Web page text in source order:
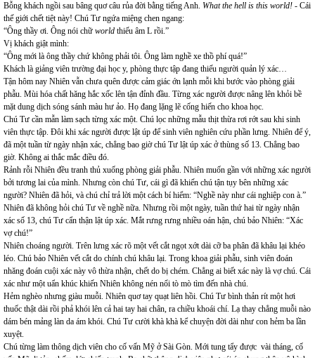
Bỗng khách ngồi sau bâng quơ câu rủa đời bằng tiếng Anh. What the hell is this world! - Cái
thế giới chết tiệt này! Chú Tư ngứa miệng chen ngang:
“Ông thầy ơi. Ông nói chữ world thiếu âm L rồi.”
Vị khách giật mình:
“Ông mới là ông thầy chứ không phải tôi. Ông làm nghề xe thồ phí quá!”
Khách là giảng viên trường đại học y, phòng thực tập đang thiếu người quản lý xác…
Tận hôm nay Nhiên vẫn chưa quên được cảm giác ớn lạnh mỗi khi bước vào phòng giải
phẫu. Mùi hóa chất hăng hắc xốc lên tận đỉnh đầu. Từng xác người được nâng lên khỏi bề
mặt dung dịch sóng sánh màu hư ảo. Họ đang lặng lẽ cống hiến cho khoa học.
Chú Tư cần mẫn làm sạch từng xác một. Chú lọc những mẫu thịt thừa rơi rớt sau khi sinh
viên thực tập. Đôi khi xác người được lật úp để sinh viên nghiên cứu phần lưng. Nhiên để ý,
đã một tuần từ ngày nhận xác, chẳng bao giờ chú Tư lật úp xác ở thùng số 13. Chẳng bao
giờ. Không ai thắc mắc điều đó.
Rảnh rỗi Nhiên đều tranh thủ xuống phòng giải phẫu. Nhiên muốn gần với những xác người
bởi tương lai của mình. Nhưng còn chú Tư, cái gì đã khiến chú tận tụy bên những xác
người? Nhiên đã hỏi, và chú chỉ trả lời một cách bí hiểm: “Nghề này như cái nghiệp con à.”
Nhiên đã không hỏi chú Tư về nghề nữa. Nhưng rồi một ngày, tuần thứ hai từ ngày nhận
xác số 13, chú Tư cẩn thận lật úp xác. Mắt rưng rưng nhiều oán hận, chú bảo Nhiên: “Xác
vợ chú!”
Nhiên choáng người. Trên lưng xác rõ một vết cắt ngọt xớt dài cỡ ba phân đã khâu lại khéo
léo. Chú bảo Nhiên vết cắt do chính chú khâu lại. Trong khoa giải phẫu, sinh viên đoán
nhăng đoán cuội xác này vô thừa nhận, chết do bị chém. Chẳng ai biết xác này là vợ chú. Cái
xác như một uẩn khúc khiến Nhiên không nén nổi tò mò tìm đến nhà chú.
Hẻm nghèo nhưng giàu muỗi. Nhiên quơ tay quạt liên hồi. Chú Tư bình thản rít một hơi
thuốc thật dài rồi phả khói lên cả hai tay hai chân, ra chiều khoái chí. Lạ thay chẳng muỗi nào
dám bén mảng làn da ám khói. Chú Tư cười khà khà kể chuyện đời dài như con hẻm ba lần
xuyệt.
Chú từng làm thông dịch viên cho cố vấn Mỹ ở Sài Gòn. Mới tung tẩy được vài tháng, cố